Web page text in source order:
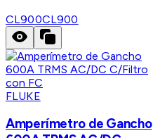
CL900CL900
FLUKE
Amperímetro de Gancho